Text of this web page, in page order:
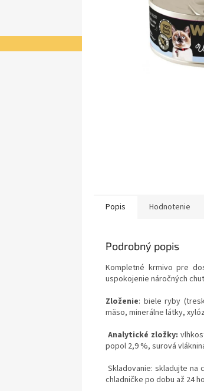
Popis Hodnotenie
Podrobný popis
Kompletné krmivo pre
uspokojenie náročných
Zloženie: biele ryby
mäso, minerálne látky,
Analytické zložky:
popol 2,9 %, surová
Skladovanie: skladujte na
chladničke po dobu až 24